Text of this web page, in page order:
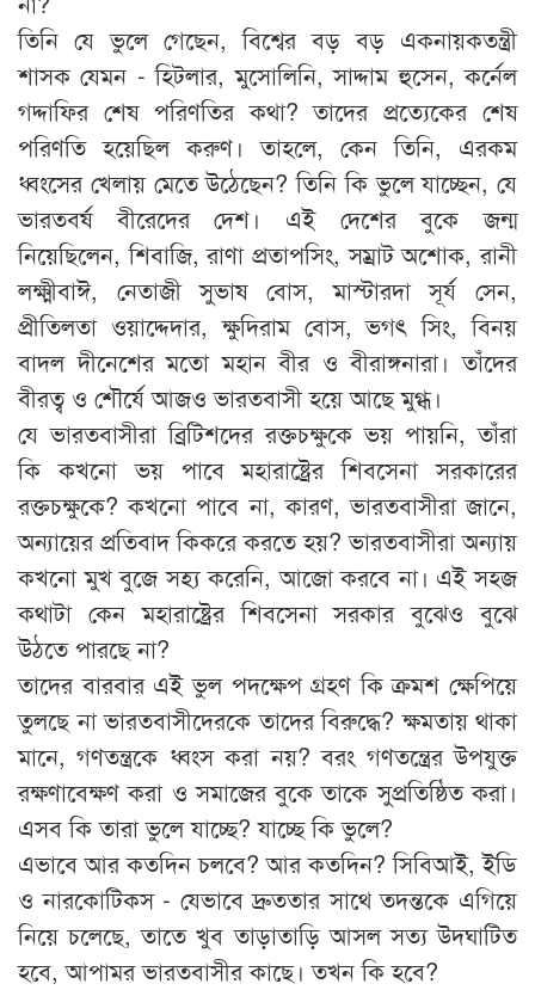
তিনি যে ভুলে গেছেন, বিশ্বের বড় বড় একনায়কতন্ত্রী
শাসক যেমন - হিটলার, মুসোলিনি, সাদ্দাম হুসেন, কর্নেল
গদ্দাফির শেষ পরিণতির কথা? তাদের প্রত্যেকের শেষ
পরিণতি হয়েছিল করুণ। তাহলে, কেন তিনি, এরকম
ধ্বংসের খেলায় মেতে উঠেছেন? তিনি কি ভুলে যাচ্ছেন, যে
ভারতবর্ষ বীরেদের দেশ। এই দেশের বুকে জন্ম
নিয়েছিলেন, শিবাজি, রাণা প্রতাপসিং, সম্রাট অশোক, রানী
লক্ষ্মীবাঈ, নেতাজী সুভাষ বোস, মাস্টারদা সূর্য সেন,
প্রীতিলতা ওয়াদ্দেদার, ক্ষুদিরাম বোস, ভগৎ সিং, বিনয়
বাদল দীনেশের মতো মহান বীর ও বীরাঙ্গনারা। তাঁদের
বীরত্ব ও শৌর্যে আজও ভারতবাসী হয়ে আছে মুগ্ধ।
যে ভারতবাসীরা ব্রিটিশদের রক্তচক্ষুকে ভয় পায়নি, তাঁরা
কি কখনো ভয় পাবে মহারাষ্ট্রের শিবসেনা সরকারের
রক্তচক্ষুকে? কখনো পাবে না, কারণ, ভারতবাসীরা জানে,
অন্যায়ের প্রতিবাদ কিকরে করতে হয়? ভারতবাসীরা অন্যায়
কখনো মুখ বুজে সহ্য করেনি, আজো করবে না। এই সহজ
কথাটা কেন মহারাষ্ট্রের শিবসেনা সরকার বুঝেও বুঝে
উঠতে পারছে না?
তাদের বারবার এই ভুল পদক্ষেপ গ্রহণ কি ক্রমশ ক্ষেপিয়ে
তুলছে না ভারতবাসীদেরকে তাদের বিরুদ্ধে? ক্ষমতায় থাকা
মানে, গণতন্ত্রকে ধ্বংস করা নয়? বরং গণতন্ত্রের উপযুক্ত
রক্ষণাবেক্ষণ করা ও সমাজের বুকে তাকে সুপ্রতিষ্ঠিত করা।
এসব কি তারা ভুলে যাচ্ছে? যাচ্ছে কি ভুলে?
এভাবে আর কতদিন চলবে? আর কতদিন? সিবিআই, ইডি
ও নারকোটিকস - যেভাবে দ্রুততার সাথে তদন্তকে এগিয়ে
নিয়ে চলেছে, তাতে খুব তাড়াতাড়ি আসল সত্য উদঘাটিত
হবে, আপামর ভারতবাসীর কাছে। তখন কি হবে?